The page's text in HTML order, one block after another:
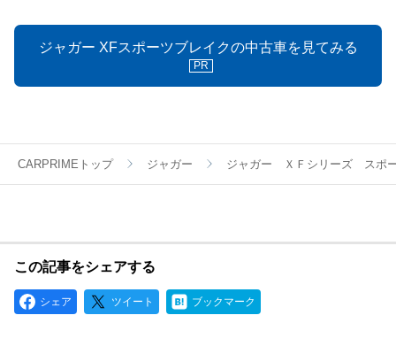
ジャガー XFスポーツブレイクの中古車を見てみる
PR
CARPRIMEトップ ジャガー ジャガー ＸＦシリーズ スポ
この記事をシェアする
シェア ツイート ブックマーク